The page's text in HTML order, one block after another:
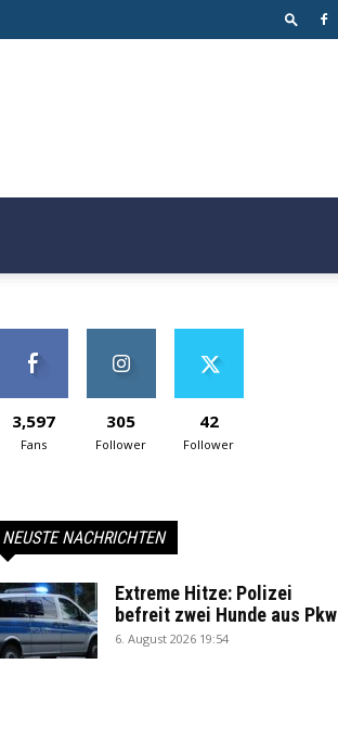
3,597
Fans
305
Follower
42
Follower
NEUSTE NACHRICHTEN
Extreme Hitze: Polizei
befreit zwei Hunde aus Pkw
6. August 2026 19:54